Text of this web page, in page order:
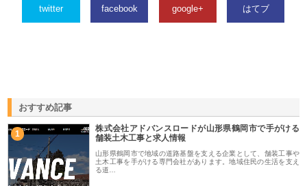
twitter facebook google+ はてブ
おすすめ記事
1
株式会社アドバンスロードが山形県鶴岡市で手がける
舗装土木工事と求人情報
山形県鶴岡市で地域の道路基盤を支える企業として、舗装工事や
土木工事を手がける専門会社があります。地域住民の生活を支え
る道…